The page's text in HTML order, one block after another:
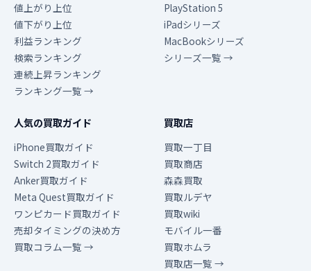
値上がり上位
値下がり上位
利益ランキング
検索ランキング
連続上昇ランキング
ランキング一覧 →
PlayStation 5
iPadシリーズ
MacBookシリーズ
シリーズ一覧 →
人気の買取ガイド
iPhone買取ガイド
Switch 2買取ガイド
Anker買取ガイド
Meta Quest買取ガイド
ワンピカード買取ガイド
売却タイミングの決め方
買取コラム一覧 →
買取店
買取一丁目
買取商店
森森買取
買取ルデヤ
買取wiki
モバイル一番
買取ホムラ
買取店一覧 →